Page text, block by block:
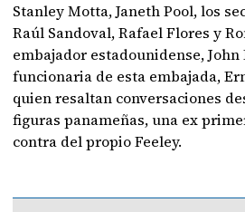
Stanley Motta, Janeth Pool, los
Raúl Sandoval, Rafael Flores y
embajador estadounidense, John
funcionaria de esta embajada,
quien resaltan conversaciones
figuras panameñas, una ex
contra del propio Feeley.